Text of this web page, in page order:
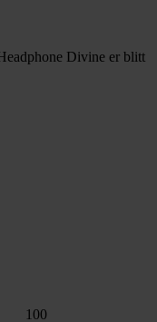
Divine er blitt
100